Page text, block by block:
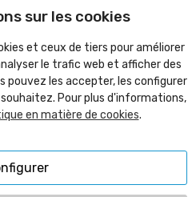

SL - C/Juan Bautista Llorens,
sur les cookies
et ceux de tiers pour améliorer
le trafic web et afficher des
pouvez les accepter, les configurer
Pour plus d'informations,
en matière de cookies.